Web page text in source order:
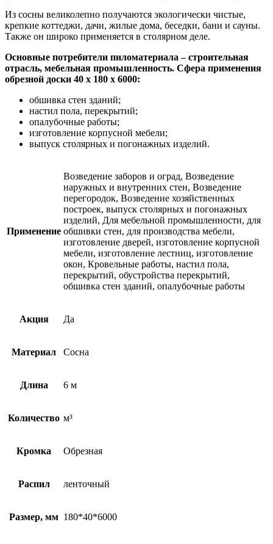
Из сосны великолепно получаются экологически чистые,
крепкие коттеджи, дачи, жилые дома, беседки, бани и сауны.
Также он широко применяется в столярном деле.
Основные потребители пиломатериала – строительная
отрасль, мебельная промышленность. Сфера применения
обрезной доски 40 х 180 х 6000:
обшивка стен зданий;
настил пола, перекрытий;
опалубочные работы;
изготовление корпусной мебели;
выпуск столярных и погонажных изделий.
Применение
Возведение заборов и оград, Возведение
наружных и внутренних стен, Возведение
перегородок, Возведение хозяйственных
построек, выпуск столярных и погонажных
изделий, Для мебельной промышленности, для
обшивки стен, для производства мебели,
изготовление дверей, изготовление корпусной
мебели, изготовление лестниц, изготовление
окон, Кровельные работы, настил пола,
перекрытий, обустройства перекрытий,
обшивка стен зданий, опалубочные работы
Акция Да
Материал Сосна
Длина 6 м
Количество м³
Кромка Обрезная
Распил ленточный
Размер, мм 180*40*6000